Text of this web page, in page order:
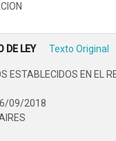
DE LEY Texto Original
ESTABLECIDOS EN EL
09/2018